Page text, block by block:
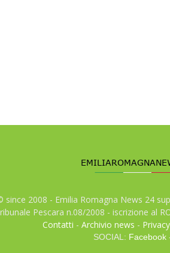
since 2008 - Emilia Romagna News 24
Pescara n.08/2008 - iscrizione al
Contatti -Archivio news - Privacy
SOCIAL: Facebook